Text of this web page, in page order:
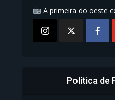
A primeira do oeste
Política de